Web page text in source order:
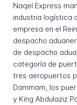
Naqel Express
industria logística
empresa en el
despacho
de despacho
categoría de
tres aeropuertos
Dammam, los
y King Abdulaziz